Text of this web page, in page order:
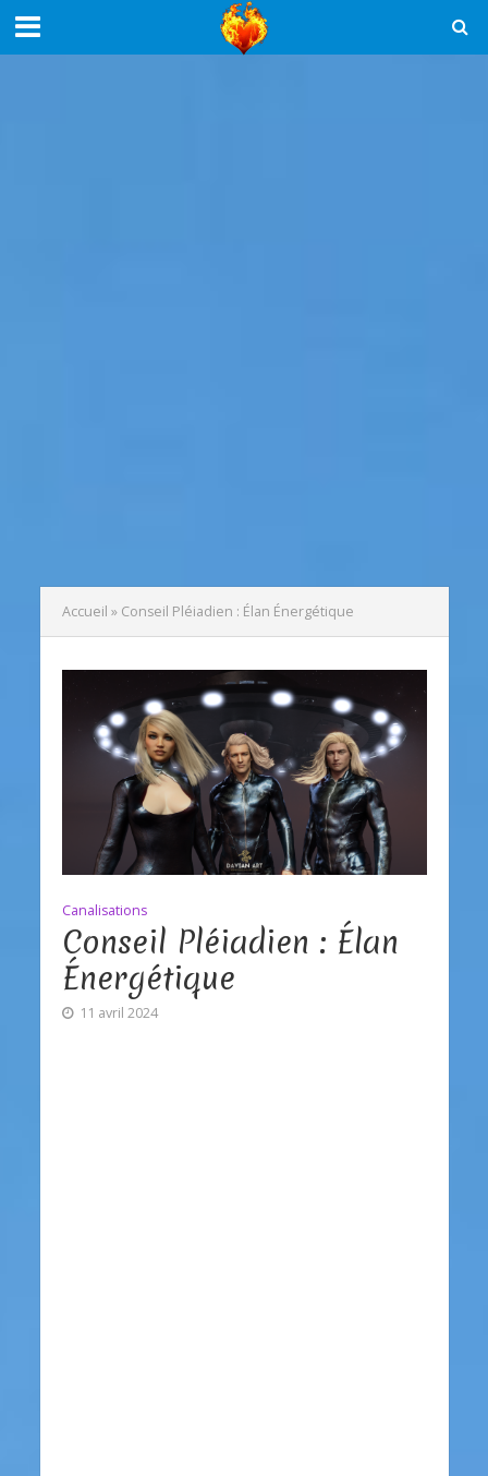
Accueil » Conseil Pléiadien : Élan Énergétique
Canalisations
Conseil Pléiadien : Élan
Énergétique
11 avril 2024